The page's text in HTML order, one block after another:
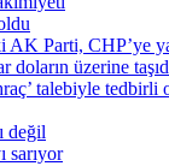
Parti, CHP’ye
üzerine
talebiyle tedbirli
değil
sarıyor